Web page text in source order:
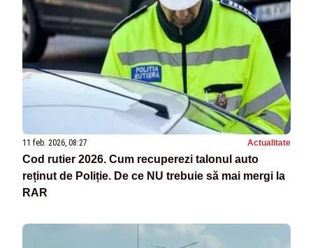
11 feb. 2026, 08:27 Actualitate
Cod rutier 2026. Cum recuperezi talonul auto
reținut de Poliție. De ce NU trebuie să mai mergi la
RAR